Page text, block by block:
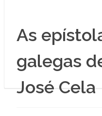
As
galegas
José Cela